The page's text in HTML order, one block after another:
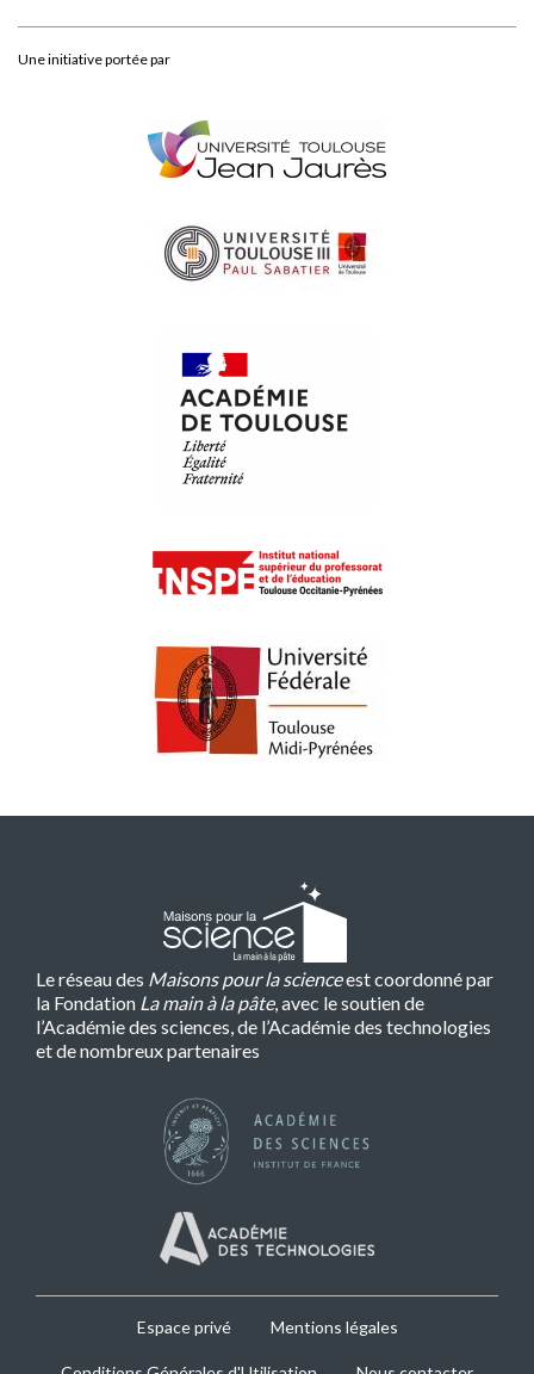
Une initiative portée par
Le réseau des Maisons pour la scienceest coordonné par
la Fondation La main à la pâte, avec le soutien de
l’Académie des sciences, de l’Académie des technologies
et de nombreux partenaires
Footer
Espace privé Mentions légales